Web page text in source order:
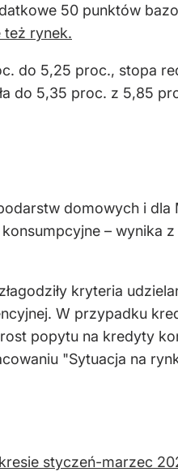
50 punktów
też rynek.
do 5,25 proc., stopa
do 5,35 proc. z 5,85
domowych i dla
– wynika
kryteria
W przypadku
popytu na kredyty
"Sytuacja na
styczeń-marzec